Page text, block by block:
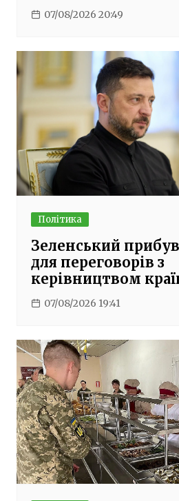
07/08/2026 20:49
Політика
Зеленський прибув
для переговорів з
керівництвом
07/08/2026 19:41